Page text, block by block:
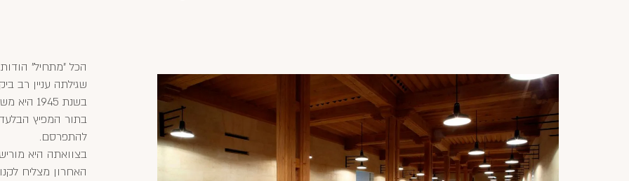
הכל "מתחיל"
שגילתה עניין רב
בשנת
בתור המפיץ
להתפרסם.
האחרון מצליח